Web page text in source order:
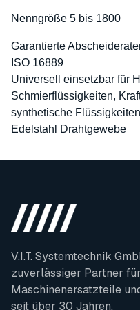
Nenngröße 5 bis 1800
Garantierte
ISO 16889
Universell einsetzbar für
Schmierflüssigkeiten,
synthetische Flüssigkeiten
Edelstahl Drahtgewebe
V.I.T. Systemtechnik
zuverlässiger Partner
Maschinenersatzteile
seit über 30 Jahren.